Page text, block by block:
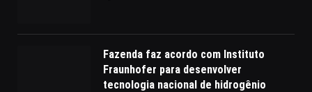
Fazenda faz acordo com Instituto
Fraunhofer para desenvolver
tecnologia nacional de hidrogênio